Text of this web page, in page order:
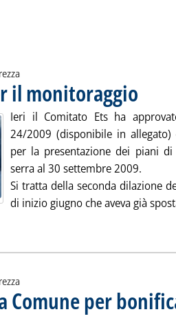
il monitoraggio
Ieri il Comitato Ets ha
24/2009 (disponibile in
per la presentazione dei piani
serra al 30 settembre 2009.
Si tratta della seconda dilazione
di inizio giugno che aveva già
notizia
Comune per